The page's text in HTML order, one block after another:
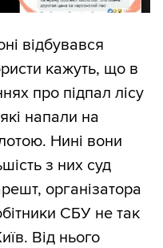
відбувався
кажуть, що в
про підпал лісу
напали на
Нині вони
з них суд
організатора
СБУ не так
Від нього